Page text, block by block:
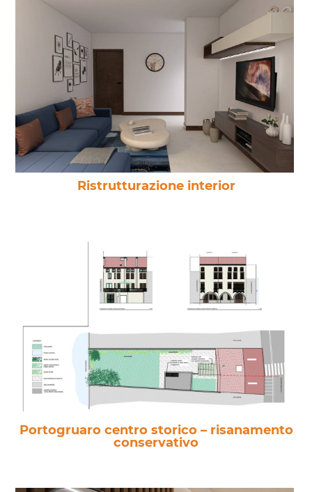
Ristrutturazione interior
Portogruaro centro storico – risanamento
conservativo